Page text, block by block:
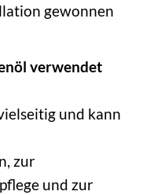
gewonnen
verwendet
und kann
zur
und zur